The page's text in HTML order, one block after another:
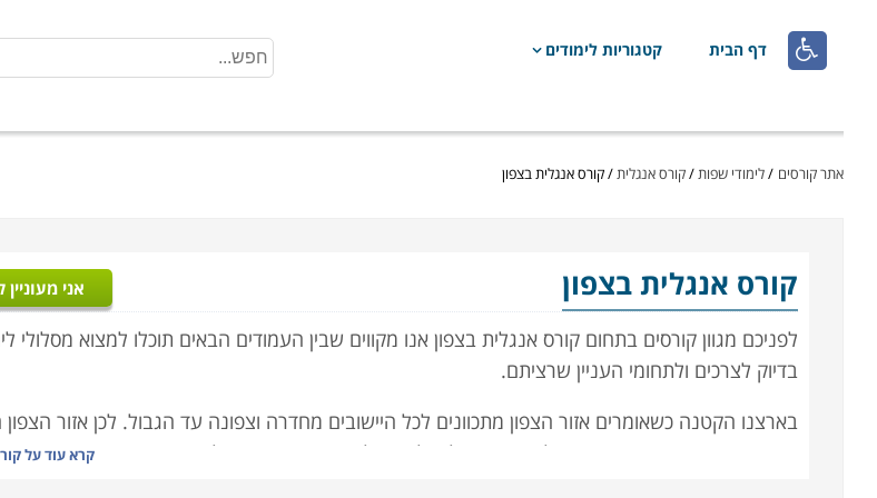
 דף הבית קטגוריות לימודים
אתר קורסים /לימודי שפות/קורס אנגלית/קורס אנגלית בצפון
קורס אנגליתבצפון אני
לפניכם מגוון קורסים בתחום קורס אנגלית בצפון אנו מקווים שבין העמודים הבאים תוכלו למצוא מסלולי
בדיוק לצרכים ולתחומי העניין שרציתם.
בארצנו הקטנה כשאומרים אזור הצפון מתכוונים לכל היישובים מחדרה וצפונה עד הגבול. לכן אזור הצפון
שזמני הנסיעה וההגעה ממקום למקום בו יכולים להגיע לשעתיים ואף יותר. לצורך כך אנחנו מספקים
קרא עוד על